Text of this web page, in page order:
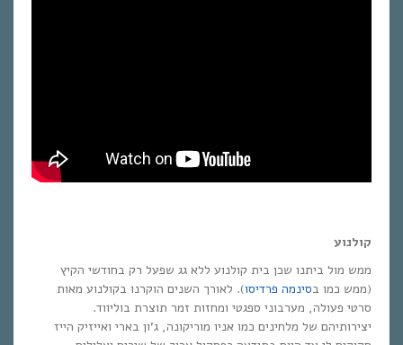
קולנוע
ממש מול ביתנו שכן בית קולנוע ללא גג שפעל רק בחודשי הקיץ
(ממש כמו בסינמה פרדיסו). לאורך השנים הוקרנו בקולנוע מאות
סרטי פעולה, מערבוני ספגטי ומחזות זמר תוצרת בוליווד.
יצירותיהם של מלחינים כמו אניו מוריקונה, ג’ון בארי ואייזיק הייז